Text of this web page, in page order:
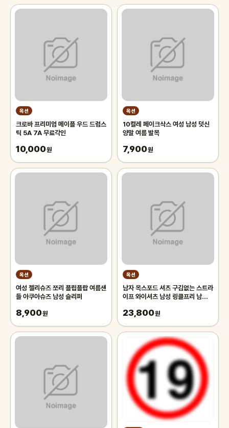
옥션
크로바 프리미엄 메이플 우드 드럼스
틱 5A 7A 무료각인
10,000원
옥션
10켤레 페이크삭스 여성 남성 덧신
양말 여름 발목
7,900원
옥션
여성 젤리슈즈 쪼리 플립플랍 여름샌
들 아쿠아슈즈 남성 슬리퍼
8,900원
옥션
남자 옥스포드 셔츠 구김없는 스트라
이프 와이셔츠 남성 링클프리 남방
95~130
23,800원